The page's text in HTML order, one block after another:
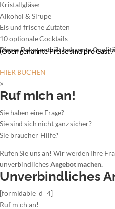
Kristallgläser
Alkohol & Sirupe
Eis und frische Zutaten
10 optionale Cocktails
Dieses Paket enthält bekannte
(Oben genannte Preise sind pro Gast /
HIER BUCHEN
×
Ruf mich an!
Sie haben eine Frage?
Sie sind sich nicht ganz sicher?
Sie brauchen Hilfe?
Rufen Sie uns an! Wir werden Ihre
unverbindlichesAngebot machen.
Unverbindliches
[formidable id=4]
Ruf mich an!